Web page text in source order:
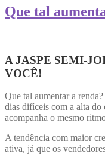
Que tal
A JASPE SEMI-
VOCÊ!
Que tal aumentar a
dias difíceis com a alta do
acompanha o mesmo
A tendência com maior
ativa, já que os